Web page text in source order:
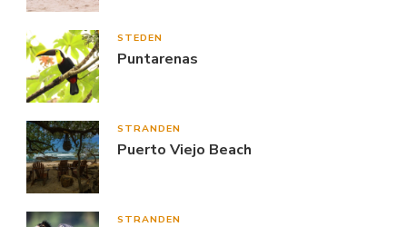
STEDEN
Puntarenas
STRANDEN
Puerto Viejo Beach
STRANDEN